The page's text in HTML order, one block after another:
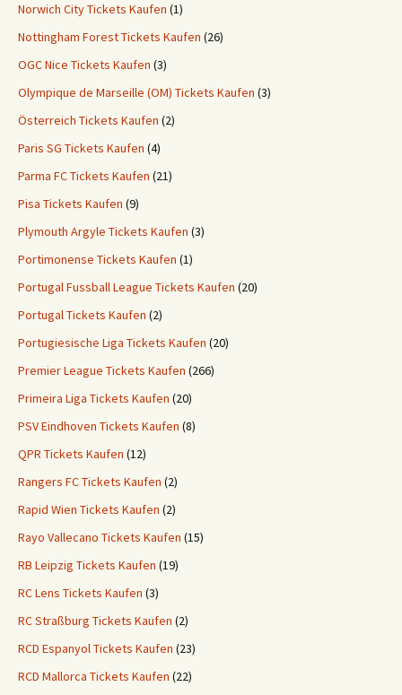
Norwich City Tickets Kaufen (1)
Nottingham Forest Tickets Kaufen (26)
OGC Nice Tickets Kaufen (3)
Olympique de Marseille (OM) Tickets Kaufen (3)
Österreich Tickets Kaufen (2)
Paris SG Tickets Kaufen (4)
Parma FC Tickets Kaufen (21)
Pisa Tickets Kaufen (9)
Plymouth Argyle Tickets Kaufen (3)
Portimonense Tickets Kaufen (1)
Portugal Fussball League Tickets Kaufen (20)
Portugal Tickets Kaufen (2)
Portugiesische Liga Tickets Kaufen (20)
Premier League Tickets Kaufen (266)
Primeira Liga Tickets Kaufen (20)
PSV Eindhoven Tickets Kaufen (8)
QPR Tickets Kaufen (12)
Rangers FC Tickets Kaufen (2)
Rapid Wien Tickets Kaufen (2)
Rayo Vallecano Tickets Kaufen (15)
RB Leipzig Tickets Kaufen (19)
RC Lens Tickets Kaufen (3)
RC Straßburg Tickets Kaufen (2)
RCD Espanyol Tickets Kaufen (23)
RCD Mallorca Tickets Kaufen (22)